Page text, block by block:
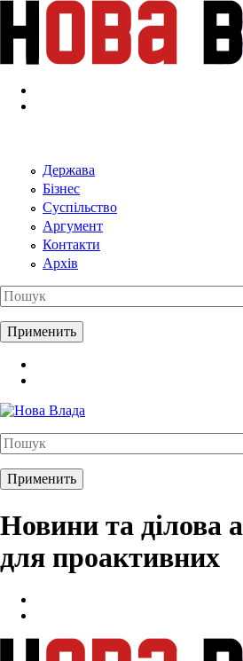
Перейти к основному содержанию
Держава
Бізнес
Суспільство
Аргумент
Контакти
Архів
Новини та ділова
для проактивних